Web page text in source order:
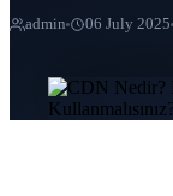
admin 06 July 2025